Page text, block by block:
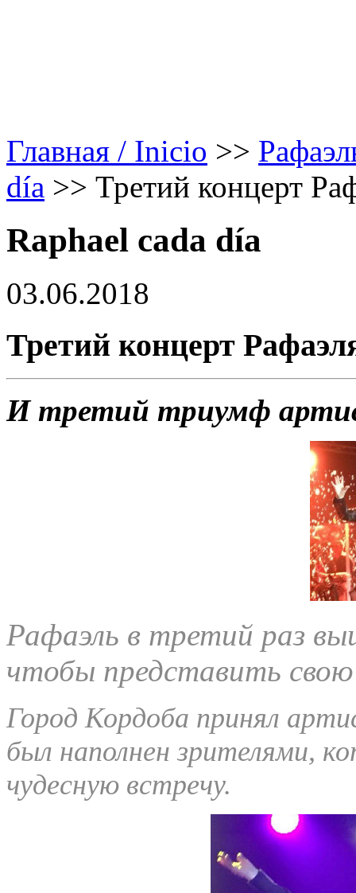
Главная / Inicio >>
día >> Третий концерт
Raphael cada día
03.06.2018
Третий концерт
И третий триумф
Рафаэль в третий раз
чтобы представить
Город Кордоба принял
был наполнен зрителями,
чудесную встречу.